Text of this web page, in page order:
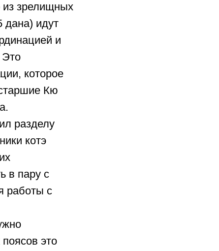
из зрелищных
дана) идут
и
Это
которое
Кю
разделу
котэ
в пару с
работы с
это